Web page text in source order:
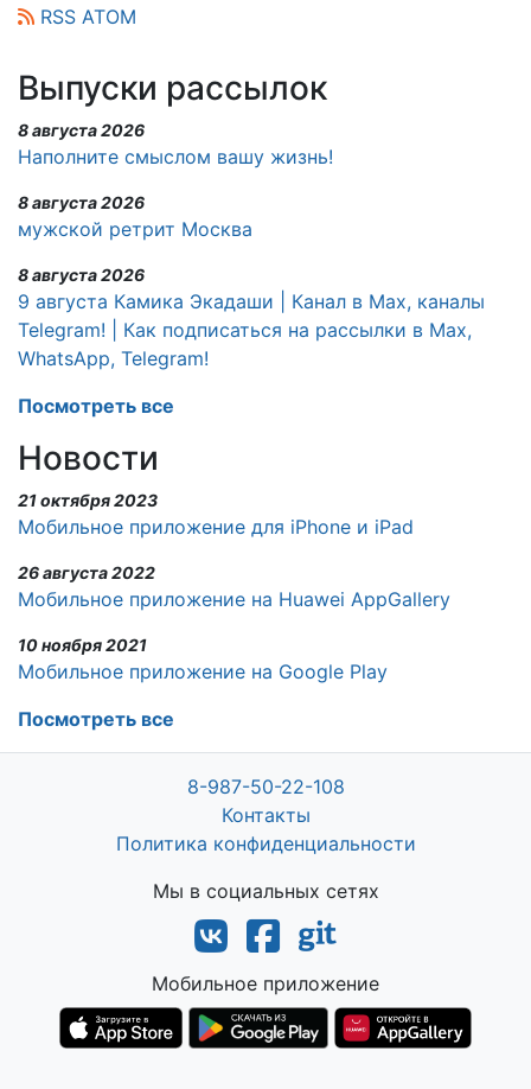
Выпуски рассылок
8 августа 2026
Наполните смыслом вашу жизнь!
8 августа 2026
мужской ретрит Москва
8 августа 2026
9 августа Камика Экадаши | Канал в Max, каналы
Telegram! | Как подписаться на рассылки в Max,
WhatsApp, Telegram!
Посмотреть все
RSS ATOM
Новости
21 октября 2023
Мобильное приложение для iPhone и iPad
26 августа 2022
Мобильное приложение на Huawei AppGallery
10 ноября 2021
Мобильное приложение на Google Play
Посмотреть все
8-987-50-22-108
Контакты
Политика конфиденциальности
Мы в социальных сетях
Мобильное приложение